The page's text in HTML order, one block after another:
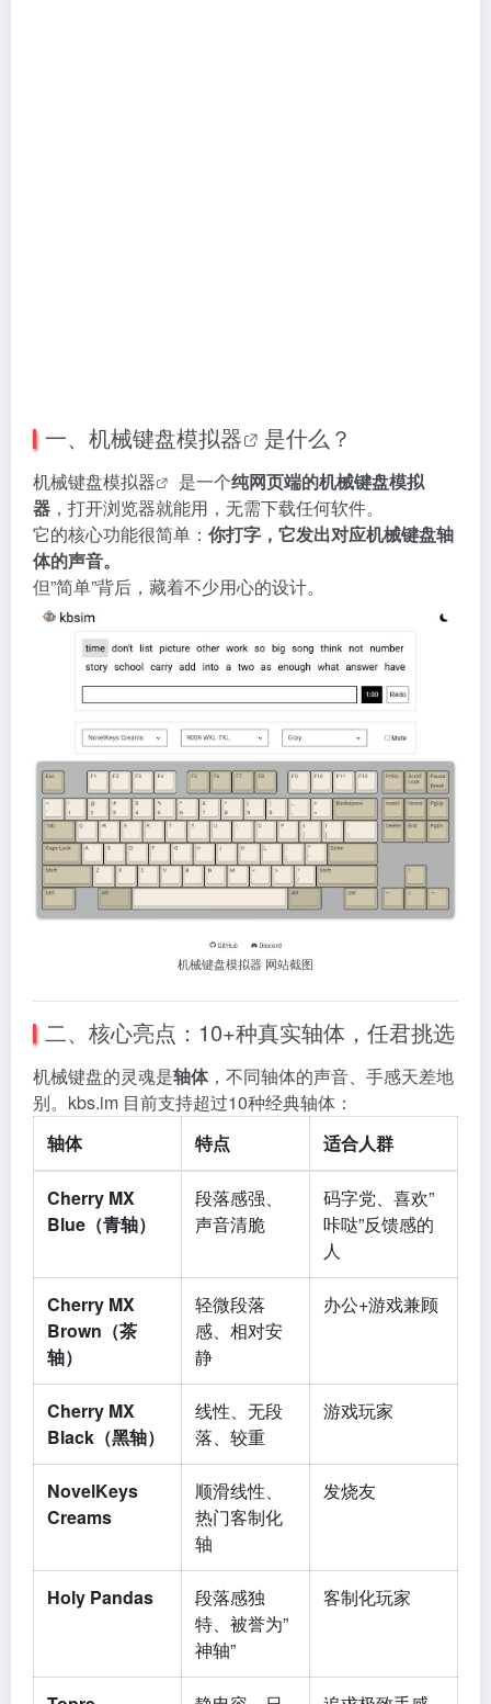
一、 机械键盘模拟器 是什么？
机械键盘模拟器 是一个纯网页端的机械键盘模拟
器 ，打开浏览器就能用，无需下载任何软件。
它的核心功能很简单： 你打字，它发出对应机械键盘轴
体的声音。
但”简单”背后，藏着不少用心的设计。
机械键盘模拟器 网站截图
二、核心亮点：10+种真实轴体，任君挑选
机械键盘的灵魂是轴体，不同轴体的声音、手感天差地
别。kbs.im 目前支持超过10种经典轴体：
轴体
特点 适合人群
Cherry MX
Blue（青轴）
段落感强、
声音清脆
码字党、喜欢”
咔哒”反馈感的
人
Cherry MX
Brown（茶
轴）
轻微段落
感、相对安
静
办公+游戏兼顾
Cherry MX
Black（黑轴）
线性、无段
落、较重
游戏玩家
NovelKeys
Creams
顺滑线性、
热门客制化
轴
发烧友
Holy Pandas
段落感独
特、被誉为”
神轴”
客制化玩家